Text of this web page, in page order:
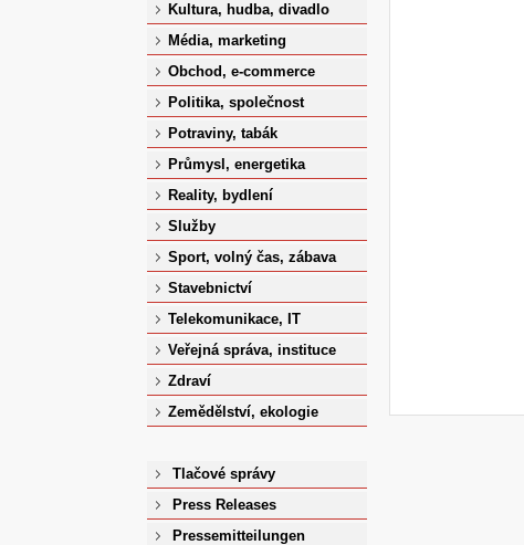
Kultura, hudba, divadlo
Média, marketing
Obchod, e-commerce
Politika, společnost
Potraviny, tabák
Průmysl, energetika
Reality, bydlení
Služby
Sport, volný čas, zábava
Stavebnictví
Telekomunikace, IT
Veřejná správa, instituce
Zdraví
Zemědělství, ekologie
Tlačové správy
Press Releases
Pressemitteilungen